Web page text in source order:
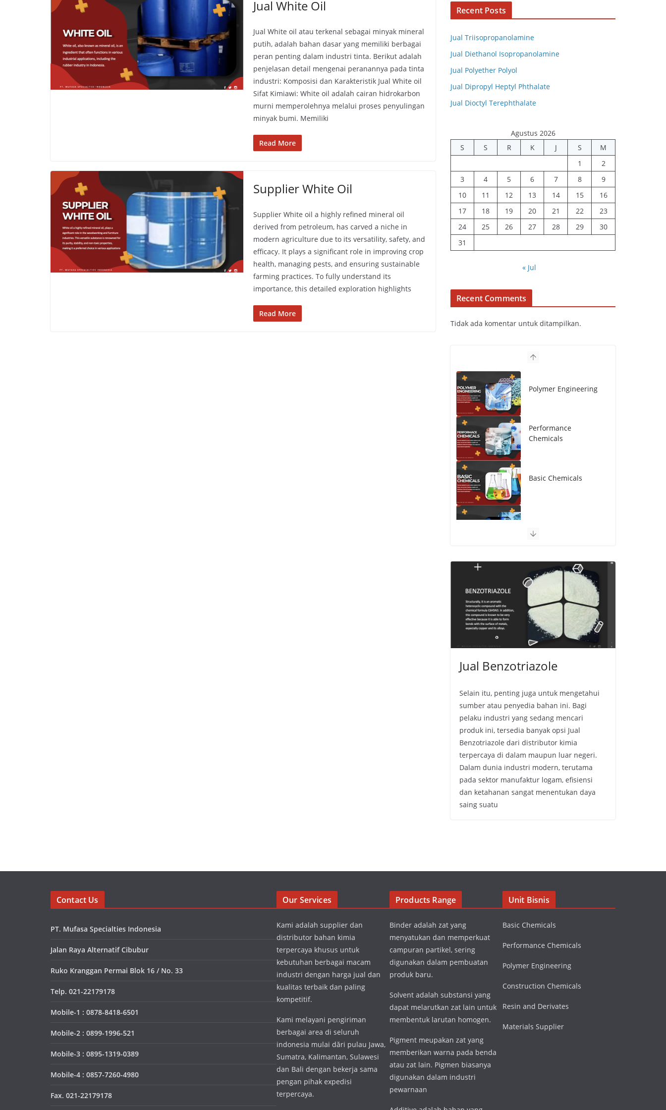
Jual White Oil
Jual White oil atau terkenal sebagai minyak mineral
putih, adalah bahan dasar yang memiliki berbagai
peran penting dalam industri tinta. Berikut adalah
penjelasan detail mengenai peranannya pada tinta
industri: Komposisi dan Karakteristik Jual White oil
Sifat Kimiawi: White oil adalah cairan hidrokarbon
murni memperolehnya melalui proses penyulingan
minyak bumi. Memiliki
Read More
Supplier White Oil
Supplier White oil a highly refined mineral oil
derived from petroleum, has carved a niche in
modern agriculture due to its versatility, safety, and
efficacy. It plays a significant role in improving crop
health, managing pests, and ensuring sustainable
farming practices. To fully understand its
importance, this detailed exploration highlights
Read More
Recent Posts
Jual Triisopropanolamine
Jual Diethanol Isopropanolamine
Jual Polyether Polyol
Jual Dipropyl Heptyl Phthalate
Jual Dioctyl Terephthalate
Agustus 2026
S
S R K J S
M
1
2
3
4 5 6 7 8
9
10
11 12 13 14 15
16
17
18 19 20 21 22
23
24
25 26 27 28 29
30
31
« Jul
Recent Comments
Tidak ada komentar untuk ditampilkan.
Polymer Engineering
Performance
Chemicals
Basic Chemicals
Jual Benzotriazole
Selain itu, penting juga untuk mengetahui
sumber atau penyedia bahan ini. Bagi
pelaku industri yang sedang mencari
produk ini, tersedia banyak opsi Jual
Benzotriazole dari distributor kimia
terpercaya di dalam maupun luar negeri.
Dalam dunia industri modern, terutama
pada sektor manufaktur logam, efisiensi
dan ketahanan sangat menentukan daya
saing suatu
Contact Us
PT. Mufasa Specialties Indonesia
Jalan Raya Alternatif Cibubur
Ruko Kranggan Permai Blok 16 / No. 33
Telp. 021-22179178
Mobile-1 : 0878-8418-6501
Mobile-2 : 0899-1996-521
Mobile-3 : 0895-1319-0389
Mobile-4 : 0857-7260-4980
Fax. 021-22179178
Our Services
Kami adalah supplier dan
distributor bahan kimia
terpercaya khusus untuk
kebutuhan berbagai macam
industri dengan harga jual dan
kualitas terbaik dan paling
kompetitif.
Kami melayani pengiriman
berbagai area di seluruh
indonesia mulai dări pulau Jawa,
Sumatra, Kalimantan, Sulawesi
dan Bali dengan bekerja sama
pengan pihak expedisi
terpercaya.
Products Range
Binder adalah zat yang
menyatukan dan memperkuat
campuran partikel, sering
digunakan dalam pembuatan
produk baru.
Solvent adalah substansi yang
dapat melarutkan zat lain untuk
membentuk larutan homogen.
Pigment meupakan zat yang
memberikan warna pada benda
atau zat lain. Pigmen biasanya
digunakan dalam industri
pewarnaan
Unit Bisnis
Basic Chemicals
Performance Chemicals
Polymer Engineering
Construction Chemicals
Resin and Derivates
Materials Supplier